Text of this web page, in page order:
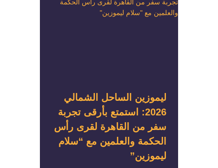
ليموزين الساحل الشمالي
2026: استمتع بأرقى تجربة
سفر من القاهرة لقرى رأس
الحكمة والعلمين مع “سلام
ليموزين”